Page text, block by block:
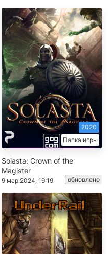
Папка игры
2020
Solasta: Crown of the
Magister
9 мар 2024, 19:19 обновлено